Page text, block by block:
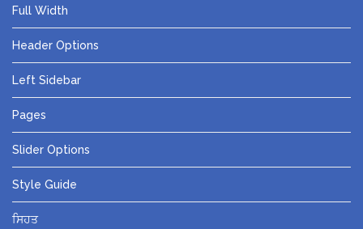
Full Width
Header Options
Left Sidebar
Pages
Slider Options
Style Guide
ਸਿਹਤ